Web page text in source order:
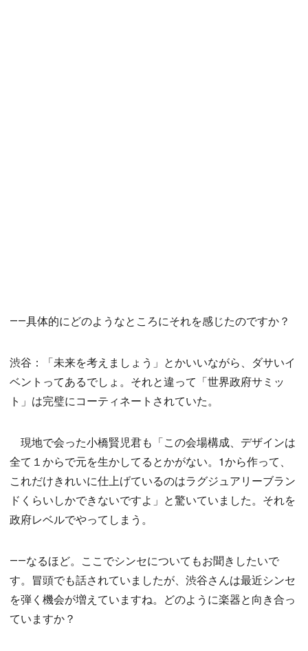
――具体的にどのようなところにそれを感じたのですか？
渋谷：「未来を考えましょう」とかいいながら、ダサいイ
ベントってあるでしょ。それと違って「世界政府サミッ
ト」は完璧にコーティネートされていた。
現地で会った小橋賢児君も「この会場構成、デザインは
全て１からで元を生かしてるとかがない。1から作って、
これだけきれいに仕上げているのはラグジュアリーブラン
ドくらいしかできないですよ」と驚いていました。それを
政府レベルでやってしまう。
――なるほど。ここでシンセについてもお聞きしたいで
す。冒頭でも話されていましたが、渋谷さんは最近シンセ
を弾く機会が増えていますね。どのように楽器と向き合っ
ていますか？